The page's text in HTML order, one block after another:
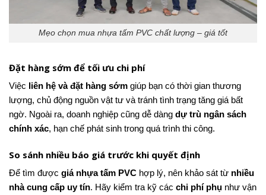
Mẹo chọn mua nhựa tấm PVC chất lượng – giá tốt
Đặt hàng sớm để tối ưu chi phí
Việc liên hệ và đặt hàng sớm giúp bạn có thời gian thương
lượng, chủ động nguồn vật tư và tránh tình trạng tăng giá bất
ngờ. Ngoài ra, doanh nghiệp cũng dễ dàng dự trù ngân sách
chính xác, hạn chế phát sinh trong quá trình thi công.
So sánh nhiều báo giá trước khi quyết định
Để tìm được giá nhựa tấm PVC hợp lý, nên khảo sát từ nhiều
nhà cung cấp uy tín. Hãy kiểm tra kỹ các chi phí phụ như vận